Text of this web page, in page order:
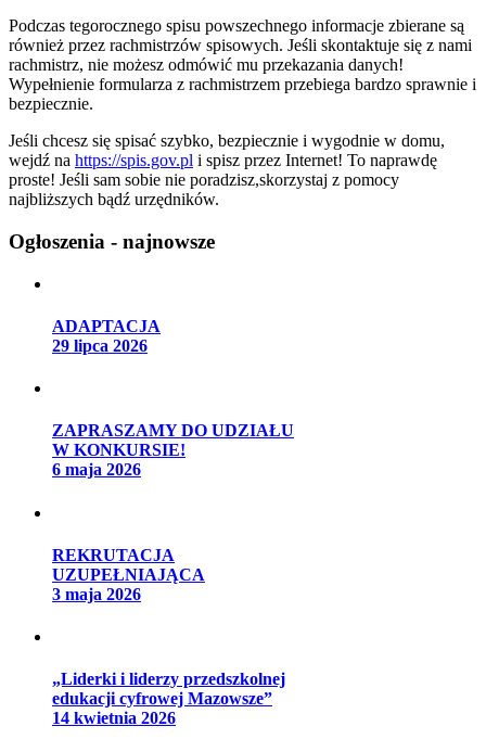
Podczas tegorocznego spisu powszechnego informacje zbierane są
również przez rachmistrzów spisowych. Jeśli skontaktuje się z nami
rachmistrz, nie możesz odmówić mu przekazania danych!
Wypełnienie formularza z rachmistrzem przebiega bardzo sprawnie i
bezpiecznie.
Jeśli chcesz się spisać szybko, bezpiecznie i wygodnie w domu,
wejdź na https://spis.gov.pl i spisz przez Internet! To naprawdę
proste! Jeśli sam sobie nie poradzisz,skorzystaj z pomocy
najbliższych bądź urzędników.
Ogłoszenia - najnowsze
ADAPTACJA
29 lipca 2026
ZAPRASZAMY DO UDZIAŁU
W KONKURSIE!
6 maja 2026
REKRUTACJA
UZUPEŁNIAJĄCA
3 maja 2026
„Liderki i liderzy przedszkolnej
edukacji cyfrowej Mazowsze”
14 kwietnia 2026